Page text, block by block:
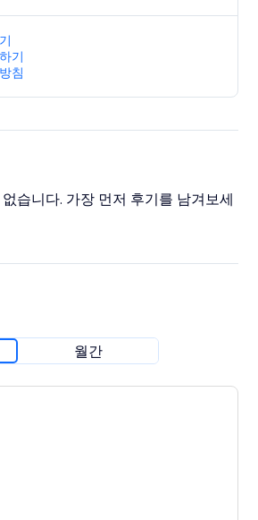
기
침
습니다. 가장 먼저 후기를 남겨보세
월간